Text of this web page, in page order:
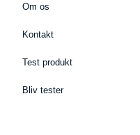
Om os
Kontakt
Test produkt
Bliv tester
Bedste Bidering 2026